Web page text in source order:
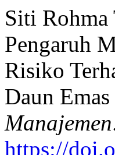
Siti
Pengaruh
Risiko
Daun
https://